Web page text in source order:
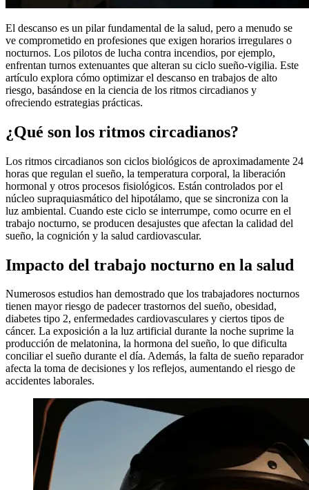
El descanso es un pilar fundamental de la salud, pero a menudo se
ve comprometido en profesiones que exigen horarios irregulares o
nocturnos. Los pilotos de lucha contra incendios, por ejemplo,
enfrentan turnos extenuantes que alteran su ciclo sueño-vigilia. Este
artículo explora cómo optimizar el descanso en trabajos de alto
riesgo, basándose en la ciencia de los ritmos circadianos y
ofreciendo estrategias prácticas.
¿Qué son los ritmos circadianos?
Los ritmos circadianos son ciclos biológicos de aproximadamente 24
horas que regulan el sueño, la temperatura corporal, la liberación
hormonal y otros procesos fisiológicos. Están controlados por el
núcleo supraquiasmático del hipotálamo, que se sincroniza con la
luz ambiental. Cuando este ciclo se interrumpe, como ocurre en el
trabajo nocturno, se producen desajustes que afectan la calidad del
sueño, la cognición y la salud cardiovascular.
Impacto del trabajo nocturno en la salud
Numerosos estudios han demostrado que los trabajadores nocturnos
tienen mayor riesgo de padecer trastornos del sueño, obesidad,
diabetes tipo 2, enfermedades cardiovasculares y ciertos tipos de
cáncer. La exposición a la luz artificial durante la noche suprime la
producción de melatonina, la hormona del sueño, lo que dificulta
conciliar el sueño durante el día. Además, la falta de sueño reparador
afecta la toma de decisiones y los reflejos, aumentando el riesgo de
accidentes laborales.